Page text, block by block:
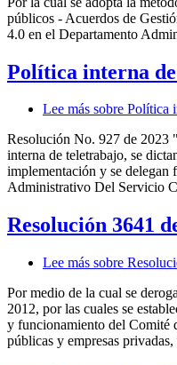
públicos - Acuerdos de
4.0 en el Departamento
Política interna
Lee más sobre Política
Resolución No. 927 de 2023
interna de teletrabajo, se
implementación y se delegan
Administrativo Del Servicio
Resolución 3641
Lee más sobre
Por medio de la cual se
2012, por las cuales se
y funcionamiento del Comité
públicas y empresas